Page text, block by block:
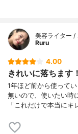
美容ライター /
Ruru
4.00
きれいに落ちます！
1年ほど前から使って
無いので、使いたい時
「これだけで本当に